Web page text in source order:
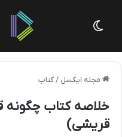
مجله ایکسل /کتاب
خلاصه کتاب چگونه
قریشی)